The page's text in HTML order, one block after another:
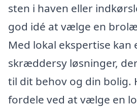
sten i haven eller
god idé at vælge en
Med lokal ekspertise
skræddersy løsninger,
til dit behov og din bolig.
fordele ved at vælge en